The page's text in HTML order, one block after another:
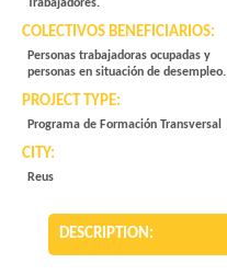
Trabajadores.
COLECTIVOS BENEFICIARIOS:
Personas trabajadoras ocupadas y
personas en situación de desempleo.
PROJECT TYPE:
Programa de Formación Transversal
CITY:
Reus
DESCRIPTION: